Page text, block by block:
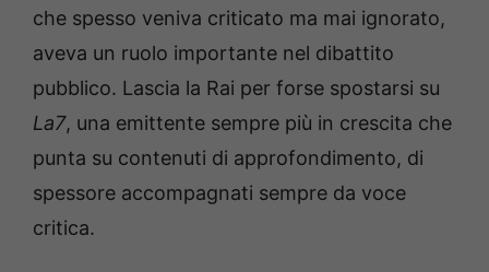
che spesso veniva criticato ma mai ignorato,
aveva un ruolo importante nel dibattito
pubblico. Lascia la Rai per forse spostarsi su
La7, una emittente sempre più in crescita che
punta su contenuti di approfondimento, di
spessore accompagnati sempre da voce
critica.